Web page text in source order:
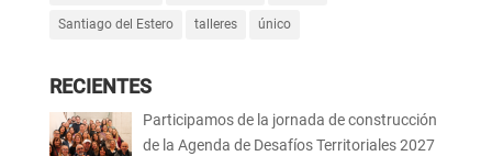
Santiago del Estero talleres único
RECIENTES
Participamos de la jornada de construcción
de la Agenda de Desafíos Territoriales 2027